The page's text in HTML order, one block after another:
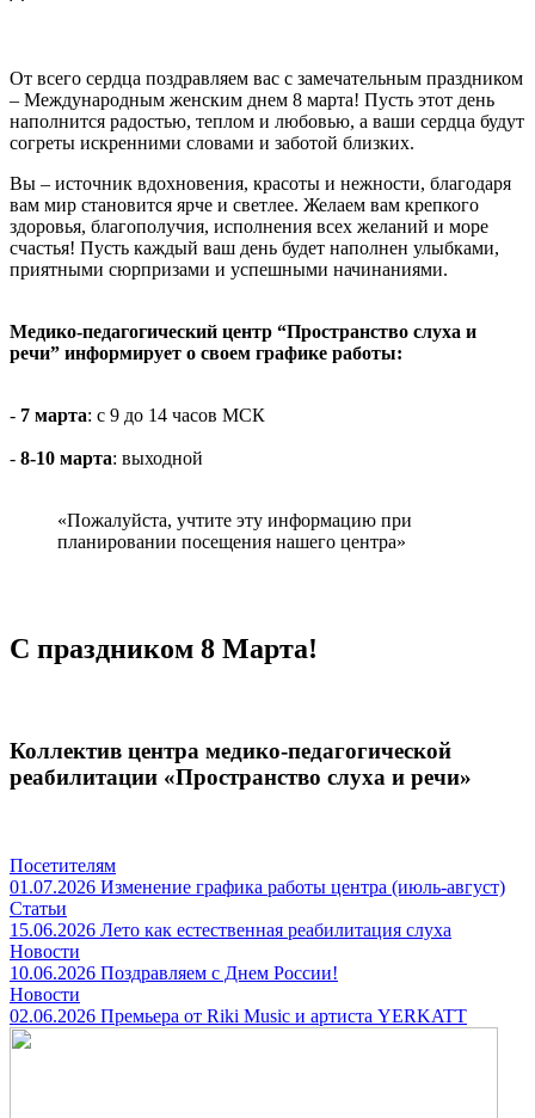
От всего сердца поздравляем вас с замечательным праздником
– Международным женским днем 8 марта! Пусть этот день
наполнится радостью, теплом и любовью, а ваши сердца будут
согреты искренними словами и заботой близких.
Вы – источник вдохновения, красоты и нежности, благодаря
вам мир становится ярче и светлее. Желаем вам крепкого
здоровья, благополучия, исполнения всех желаний и море
счастья! Пусть каждый ваш день будет наполнен улыбками,
приятными сюрпризами и успешными начинаниями.
Медико-педагогический центр “Пространство слуха и
речи” информирует о своем графике работы:
- 7 марта: с 9 до 14 часов МСК
- 8-10 марта: выходной
«Пожалуйста, учтите эту информацию при
планировании посещения нашего центра»
С праздником 8 Марта!
Коллектив центра медико-педагогической
реабилитации «Пространство слуха и речи»
Посетителям
01.07.2026 Изменение графика работы центра (июль-август)
Статьи
15.06.2026 Лето как естественная реабилитация слуха
Новости
10.06.2026 Поздравляем с Днем России!
Новости
02.06.2026 Премьера от Riki Music и артиста YERKATT